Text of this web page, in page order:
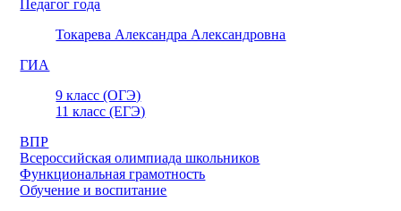
Педагог года
Токарева Александра Александровна
ГИА
9 класс (ОГЭ)
11 класс (ЕГЭ)
ВПР
Всероссийская олимпиада школьников
Функциональная грамотность
Обучение и воспитание